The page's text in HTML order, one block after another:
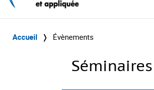
Accueil ❭ Évènements
Séminaires